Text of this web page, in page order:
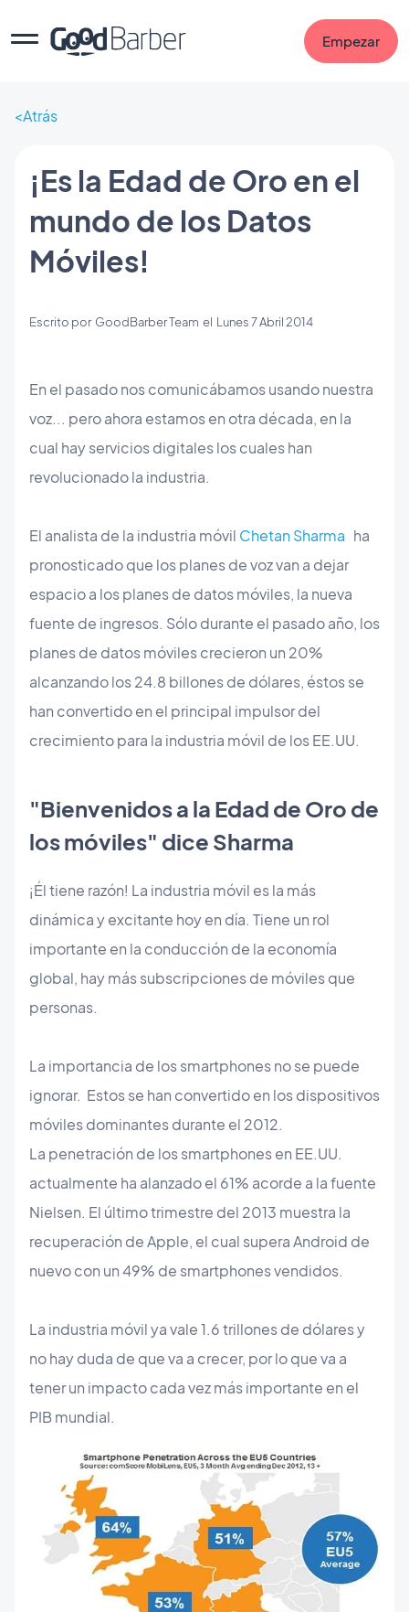
Empezar
Atrás
¡Es la Edad de Oro en el
mundo de los Datos
Móviles!
Escrito por GoodBarber Team el Lunes 7 Abril 2014
En el pasado nos comunicábamos usando nuestra
voz... pero ahora estamos en otra década, en la
cual hay servicios digitales los cuales han
revolucionado la industria.
El analista de la industria móvil Chetan Sharma ha
pronosticado que los planes de voz van a dejar
espacio a los planes de datos móviles, la nueva
fuente de ingresos. Sólo durante el pasado año, los
planes de datos móviles crecieron un 20%
alcanzando los 24.8 billones de dólares, éstos se
han convertido en el principal impulsor del
crecimiento para la industria móvil de los EE.UU.
"Bienvenidos a la Edad de Oro de
los móviles" dice Sharma
¡Él tiene razón! La industria móvil es la más
dinámica y excitante hoy en día. Tiene un rol
importante en la conducción de la economía
global, hay más subscripciones de móviles que
personas.
La importancia de los smartphones no se puede
ignorar. Estos se han convertido en los dispositivos
móviles dominantes durante el 2012.
La penetración de los smartphones en EE.UU.
actualmente ha alanzado el 61% acorde a la fuente
Nielsen. El último trimestre del 2013 muestra la
recuperación de Apple, el cual supera Android de
nuevo con un 49% de smartphones vendidos.
La industria móvil ya vale 1.6 trillones de dólares y
no hay duda de que va a crecer, por lo que va a
tener un impacto cada vez más importante en el
PIB mundial.